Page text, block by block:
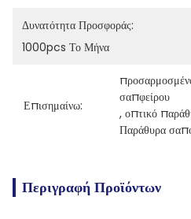
Δυνατότητα Προσφοράς:
1000pcs Το Μήνα
Επισημαίνω:
σαπφείρου
, οπτικό
Παράθυρα
Περιγραφή Προϊόντων